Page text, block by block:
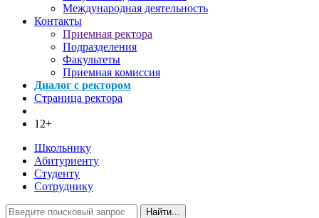
Международная деятельность
Контакты
Приемная ректора
Подразделения
Факультеты
Приемная комиссия
Диалог с ректором
Страница ректора
12+
Школьнику
Абитуриенту
Студенту
Сотруднику
Найти...